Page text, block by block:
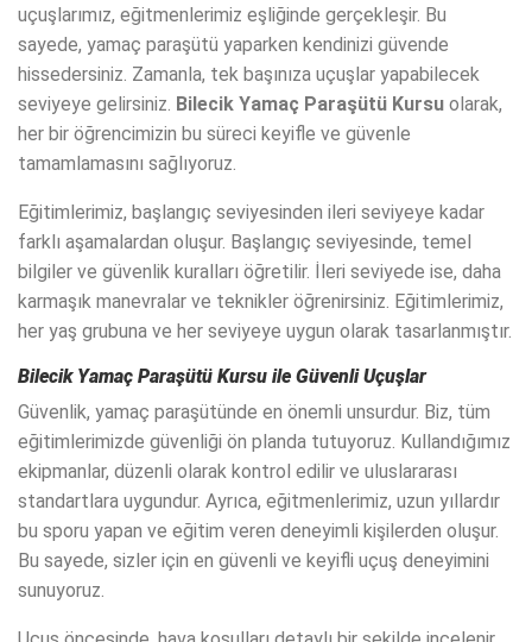
uçuşlarımız, eğitmenlerimiz eşliğinde gerçekleşir. Bu
sayede, yamaç paraşütü yaparken kendinizi güvende
hissedersiniz. Zamanla, tek başınıza uçuşlar yapabilecek
seviyeye gelirsiniz. Bilecik Yamaç Paraşütü Kursu olarak,
her bir öğrencimizin bu süreci keyifle ve güvenle
tamamlamasını sağlıyoruz.
Eğitimlerimiz, başlangıç seviyesinden ileri seviyeye kadar
farklı aşamalardan oluşur. Başlangıç seviyesinde, temel
bilgiler ve güvenlik kuralları öğretilir. İleri seviyede ise, daha
karmaşık manevralar ve teknikler öğrenirsiniz. Eğitimlerimiz,
her yaş grubuna ve her seviyeye uygun olarak tasarlanmıştır.
Bilecik Yamaç Paraşütü Kursu ile Güvenli Uçuşlar
Güvenlik, yamaç paraşütünde en önemli unsurdur. Biz, tüm
eğitimlerimizde güvenliği ön planda tutuyoruz. Kullandığımız
ekipmanlar, düzenli olarak kontrol edilir ve uluslararası
standartlara uygundur. Ayrıca, eğitmenlerimiz, uzun yıllardır
bu sporu yapan ve eğitim veren deneyimli kişilerden oluşur.
Bu sayede, sizler için en güvenli ve keyifli uçuş deneyimini
sunuyoruz.